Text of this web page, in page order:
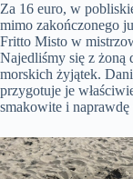
Za 16 euro, w
mimo zakończonego
Fritto Misto w
Najedliśmy się z żoną
morskich żyjątek.
przygotuje je
smakowite i